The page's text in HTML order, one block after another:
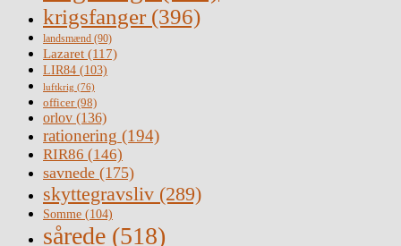
krigsfanger (396)
landsmænd (90)
Lazaret (117)
LIR84 (103)
luftkrig (76)
officer(98)
orlov (136)
rationering (194)
RIR86 (146)
savnede (175)
skyttegravsliv (289)
Somme (104)
sårede (518)